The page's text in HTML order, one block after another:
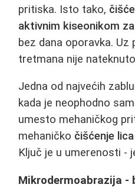
pritiska. Isto tako,
aktivnim kiseonikom
bez dana oporavka. Uz
tretmana nije
Jedna od najvećih
kada je neophodno
umesto mehaničkog
mehaničko čišćenje lica
Ključ je u umerenosti -
Mikrodermoabrazija -